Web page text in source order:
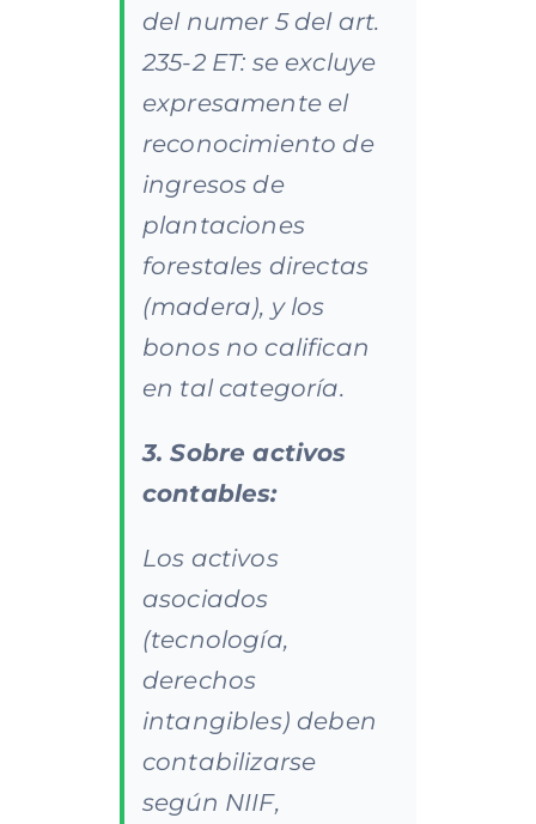
del numer 5 del art.
235-2 ET: se excluye
expresamente el
reconocimiento de
ingresos de
plantaciones
forestales directas
(madera), y los
bonos no califican
en tal categoría.
3. Sobre activos
contables:
Los activos
asociados
(tecnología,
derechos
intangibles) deben
contabilizarse
según NIIF,